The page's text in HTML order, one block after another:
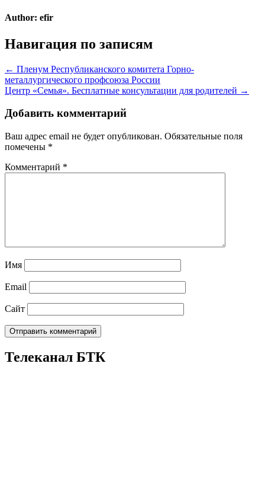
Author: efir
Навигация по записям
← Пленум Республиканского комитета Горно-
металлургического профсоюза России
Центр «Семья». Бесплатные консультации для родителей →
Добавить комментарий
Ваш адрес email не будет опубликован. Обязательные поля
помечены *
Комментарий *
Имя
Email
Сайт
Телеканал БТК